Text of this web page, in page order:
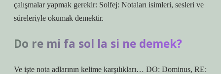
çalışmalar yapmak gerekir: Solfej: Notaları isimleri, sesleri ve
süreleriyle okumak demektir.
Do re mi fa sol la si ne demek?
Ve işte nota adlarının kelime karşılıkları… DO: Dominus, RE: